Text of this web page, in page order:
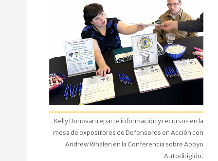
Kelly Donovan reparte información y recursos en la
mesa de expositores de Defensores en Acción con
Andrew Whalen en la Conferencia sobre Apoyo
Autodirigido.